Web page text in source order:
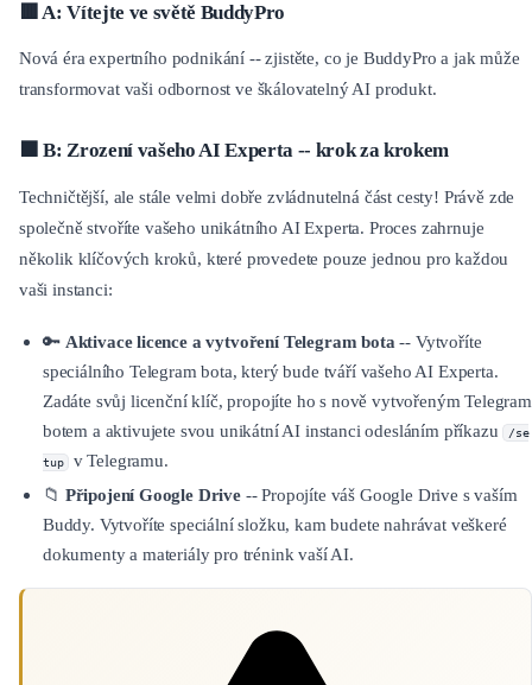
🟥 A: Vítejte ve světě BuddyPro
Nová éra expertního podnikání -- zjistěte, co je BuddyPro a jak může
transformovat vaši odbornost ve škálovatelný AI produkt.
🟧 B: Zrození vašeho AI Experta -- krok za krokem
Techničtější, ale stále velmi dobře zvládnutelná část cesty! Právě zde
společně stvoříte vašeho unikátního AI Experta. Proces zahrnuje
několik klíčových kroků, které provedete pouze jednou pro každou
vaši instanci:
🔑 Aktivace licence a vytvoření Telegram bota -- Vytvoříte
speciálního Telegram bota, který bude tváří vašeho AI Experta.
Zadáte svůj licenční klíč, propojíte ho s nově vytvořeným Telegram
botem a aktivujete svou unikátní AI instanci odesláním příkazu /se
tup v Telegramu.
📁 Připojení Google Drive -- Propojíte váš Google Drive s vaším
Buddy. Vytvoříte speciální složku, kam budete nahrávat veškeré
dokumenty a materiály pro trénink vaší AI.